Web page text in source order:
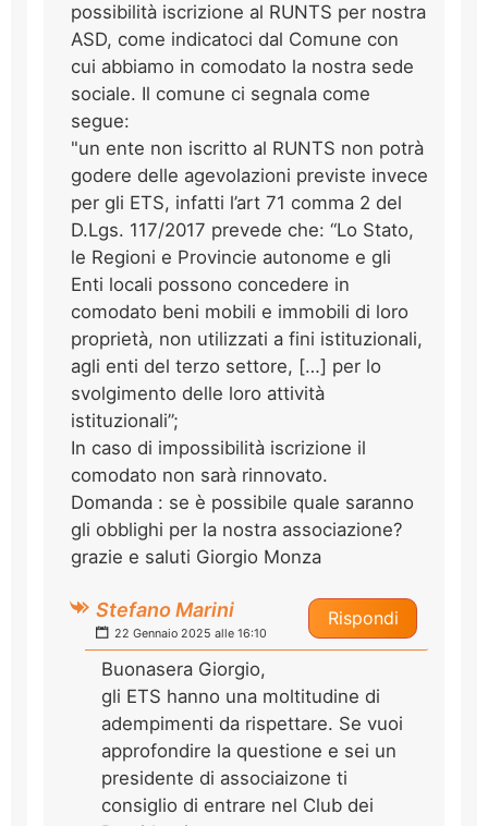
possibilità iscrizione al RUNTS per nostra
ASD, come indicatoci dal Comune con
cui abbiamo in comodato la nostra sede
sociale. Il comune ci segnala come
segue:
"un ente non iscritto al RUNTS non potrà
godere delle agevolazioni previste invece
per gli ETS, infatti l’art 71 comma 2 del
D.Lgs. 117/2017 prevede che: “Lo Stato,
le Regioni e Provincie autonome e gli
Enti locali possono concedere in
comodato beni mobili e immobili di loro
proprietà, non utilizzati a fini istituzionali,
agli enti del terzo settore, […] per lo
svolgimento delle loro attività
istituzionali”;
In caso di impossibilità iscrizione il
comodato non sarà rinnovato.
Domanda : se è possibile quale saranno
gli obblighi per la nostra associazione?
grazie e saluti Giorgio Monza
Rispondi
Stefano Marini
22 Gennaio 2025 alle 16:10
Buonasera Giorgio,
gli ETS hanno una moltitudine di
adempimenti da rispettare. Se vuoi
approfondire la questione e sei un
presidente di associaizone ti
consiglio di entrare nel Club dei